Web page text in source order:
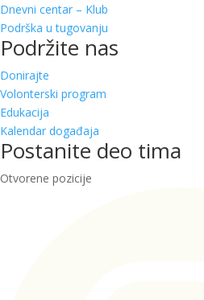
Dnevni centar – Klub
Podrška u tugovanju
Podržite nas
Donirajte
Volonterski program
Edukacija
Kalendar događaja
Postanite deo tima
Otvorene pozicije